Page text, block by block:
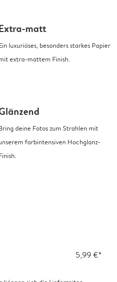
matt
luxuriöses, besonders starkes Papier
extra-mattem Finish.
deine Fotos zum Strahlen mit
farbintensiven Hochglanz-
5,99 €*